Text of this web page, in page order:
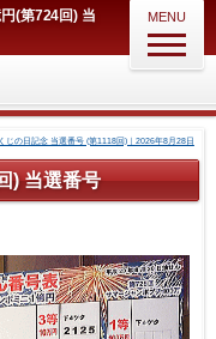
(第724回) 当
MENU
じの日記念 当選番号 (第1118回)｜2026年8月28日
) 当選番号